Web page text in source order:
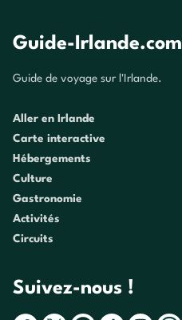
Guide-Irlande.com
Guide de voyage sur l'Irlande.
Aller en Irlande
Carte interactive
Hébergements
Culture
Gastronomie
Activités
Circuits
Suivez-nous !